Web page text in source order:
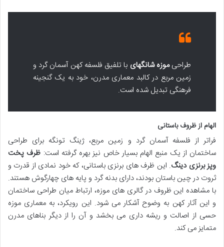
طراحیموزه شانگهای با تلفیق فلسفه کهن آسمان گرد و
زمین مربع در کالبد معماری مدرن، خود به یک گنجینه
فرهنگی تبدیل شده است.
الهام از ظروف باستانی
فراتر از فلسفه آسمان گرد و زمین مربع، ژینگ تونگه برای طراحی
ساختمان از یک منبع الهام بسیار خاص نیز بهره گرفته است: ظرف پخت
وپز برنزی دینگ. این ظرف های برنزی باستانی، که خود نمادی از قدرت و
ثروت در چین باستان بودند، دارای بدنه گرد و پایه های چهارگوش هستند.
با مشاهده این ظروف در گالری های موزه، ارتباط میان طراحی ساختمان
و این آثار کهن به وضوح آشکار می شود. این رویکرد، به معماری موزه
حسی از اصالت و ریشه داری می بخشد و آن را از دیگر بناهای مدرن
متمایز می کند.